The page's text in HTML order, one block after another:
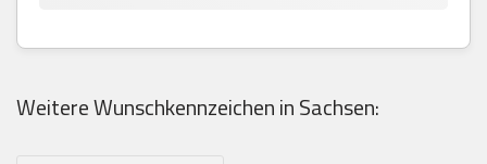
Weitere Wunschkennzeichen in Sachsen: